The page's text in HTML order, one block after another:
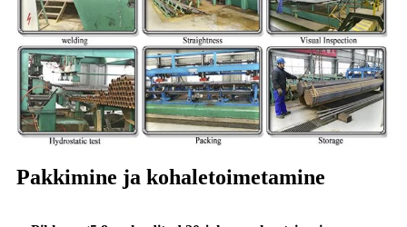
Pakkimine ja kohaletoimetamine